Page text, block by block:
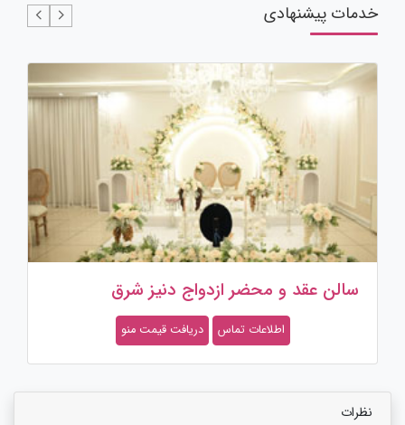
خدمات پیشنهادی
باغ تالار باغستان
اطلاعات تماس دریافت قیمت منو
نظرات